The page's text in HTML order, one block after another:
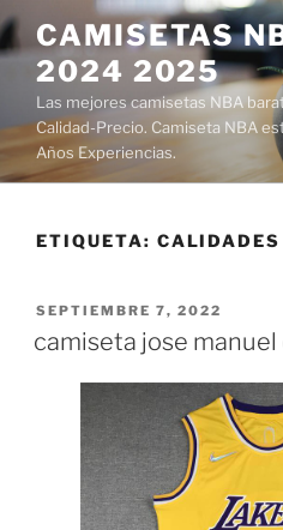
Saltar
al
contenido
CAMISETAS
2024 2025
Las mejores camisetas NBA
Calidad-Precio. Camiseta NBA
Años Experiencias.
ETIQUETA:
PUBLICADO
SEPTIEMBRE 7, 2022
camiseta jose